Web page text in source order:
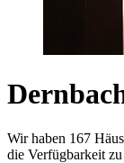
Wir haben 167
die Verfügbarkeit